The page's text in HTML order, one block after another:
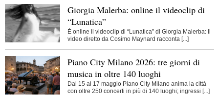
Giorgia Malerba: online il videoclip di
“Lunatica”
È online il videoclip di “Lunatica” di Giorgia Malerba: il
video diretto da Cosimo Maynard racconta [...]
Piano City Milano 2026: tre giorni di
musica in oltre 140 luoghi
Dal 15 al 17 maggio Piano City Milano anima la città
con oltre 250 concerti in più di 140 luoghi; ingressi [...]